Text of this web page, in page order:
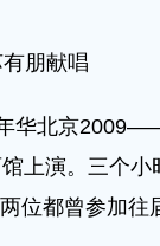
朋献唱
华北京
上演。三个
位都曾参加往